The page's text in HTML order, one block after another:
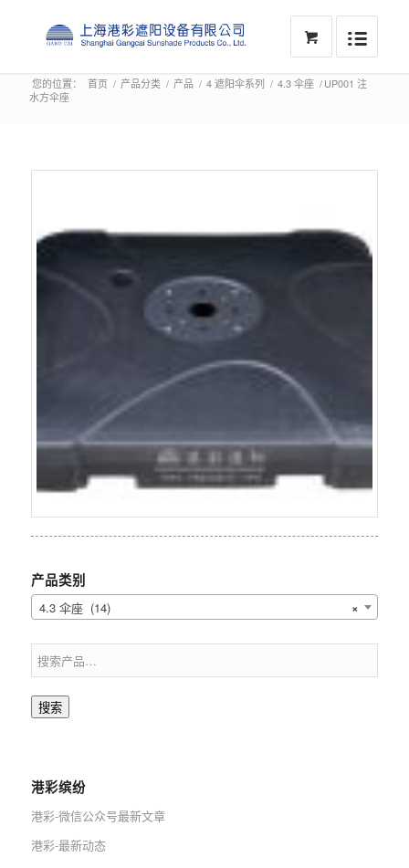
您的位置： 首页 / 产品分类 / 产品 / 4 遮阳伞系列 / 4.3 伞座 / UP001 注
水方伞座
产品类别
×
4.3 伞座 (14)
搜索
港彩缤纷
港彩-微信公众号最新文章
港彩-最新动态